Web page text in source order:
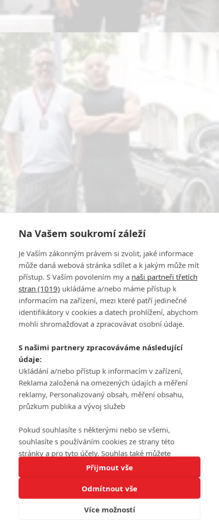
Tato stránka používá soubory cookies.
Rozumím
Na Vašem soukromí záleží
Je Vaším zákonným právem si zvolit, jaké informace
může daná webová stránka sdílet a k jakým může mít
přístup. S Vaším povolením my a naši partneři třetích
stran (1019) ukládáme a/nebo máme přístup k
informacím na zařízení, mezi které patří jedinečné
identifikátory v cookies a datech prohlížení, abychom
mohli shromažďovat a zpracovávat osobní údaje.
S našimi partnery zpracováváme následující
údaje:
Ukládání a/nebo přístup k informacím v zařízení,
Reklama založená na omezených údajích a měření
reklamy, Personalizovaný obsah, měření obsahu,
průzkum publika a vývoj služeb
Pokud souhlasíte s některými nebo se všemi,
souhlasíte s používáním cookies ze strany této
stránky a pro tyto účely. Souhlas také můžete
odmítnout, ale v takovém případě vám na stránce
nebudou k dispozici některé personalizované funkce.
Vaše volby souhlasu se budou vztahovat pouze na
tuto webovou stránku. Vaše nastavení a odvolání
souhlasu můžete kdykoli změnit na stránce s
Přijmout vše
Odmítnout vše
Více možností